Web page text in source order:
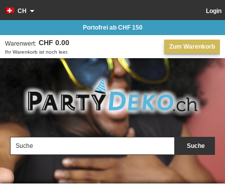
Suche
Login
CH
Zum Warenkorb
Ihr Warenkorb ist noch leer.
Warenwert: CHF 0.00
Portofrei ab CHF 150